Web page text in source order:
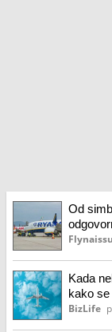
Od
Veliki“?
Kada
kako
sezoni
BizLife